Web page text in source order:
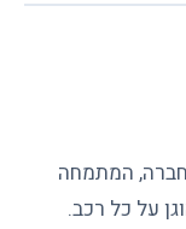
חברה, המתמחה
על כל רכב.